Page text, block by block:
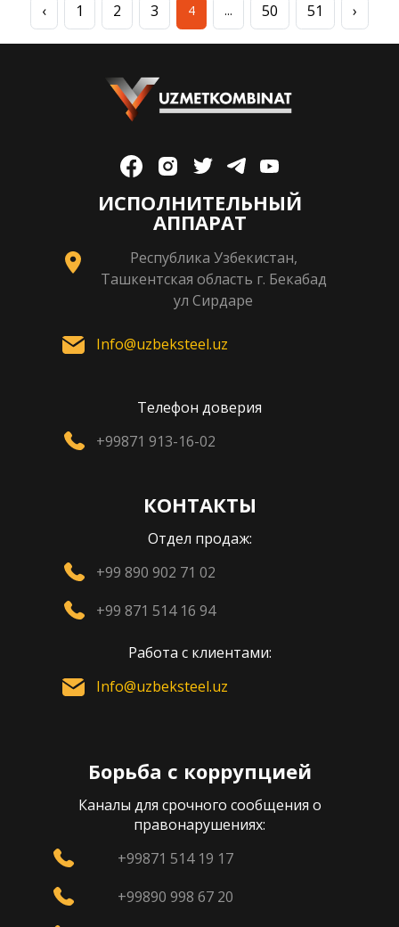
‹ 1 2 3 4 ... 50 51 ›
ИСПОЛНИТЕЛЬНЫЙ
АППАРАТ
Республика Узбекистан,
Ташкентская область г. Бекабад
ул Сирдаре
Info@uzbeksteel.uz
Телефон доверия
+99871 913-16-02
КОНТАКТЫ
Отдел продаж:
+99 890 902 71 02
+99 871 514 16 94
Работа с клиентами:
Info@uzbeksteel.uz
Борьба с коррупцией
Каналы для срочного сообщения о
правонарушениях:
+99871 514 19 17
+99890 998 67 20